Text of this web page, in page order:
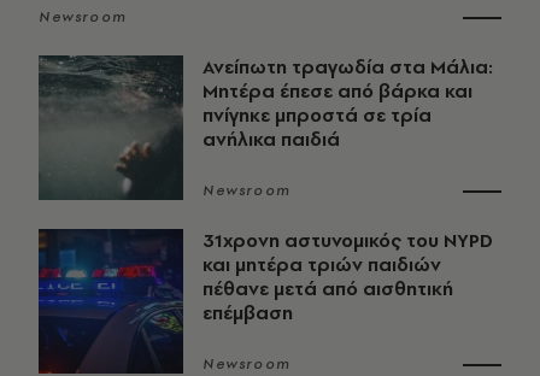
Newsroom
Ανείπωτη τραγωδία στα Μάλια:
Μητέρα έπεσε από βάρκα και
πνίγηκε μπροστά σε τρία
ανήλικα παιδιά
Newsroom
31χρονη αστυνομικός του NYPD
και μητέρα τριών παιδιών
πέθανε μετά από αισθητική
επέμβαση
Newsroom